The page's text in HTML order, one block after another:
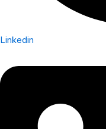
Linkedin